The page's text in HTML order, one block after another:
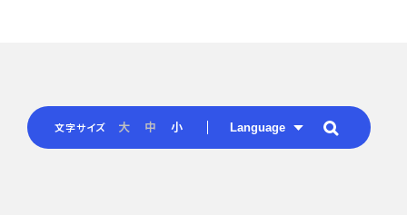
文字サイズ 大 中 小 Language